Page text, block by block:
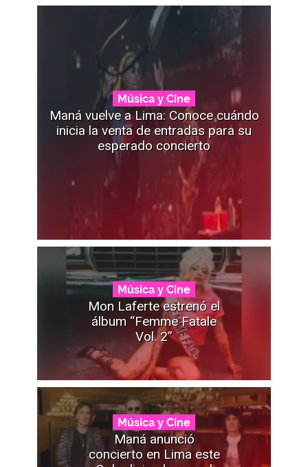
Música y Cine
Maná vuelve a Lima: Conoce cuándo
inicia la venta de entradas para su
esperado concierto
Música y Cine
Mon Laferte estrenó el
álbum “Femme Fatale
Vol. 2”
Música y Cine
Maná anunció
concierto en Lima este